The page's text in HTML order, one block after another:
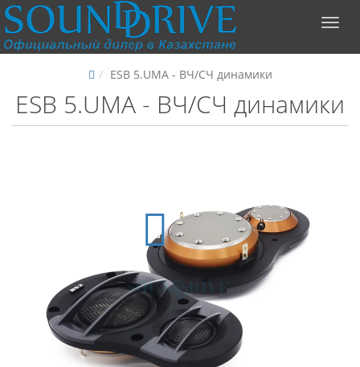
ESB 5.UMA - ВЧ/СЧ динамики
ESB 5.UMA - ВЧ/СЧ динамики